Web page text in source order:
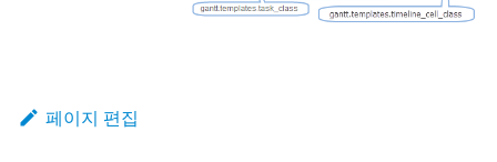
페이지 편집